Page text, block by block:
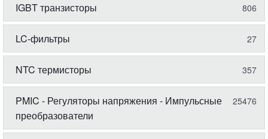
IGBT транзисторы 806
LC-фильтры 27
NTC термисторы 357
PMIC - Регуляторы напряжения - Импульсные
преобразователи
25476